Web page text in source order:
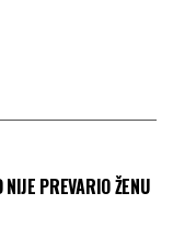
PREVARIO ŽENU